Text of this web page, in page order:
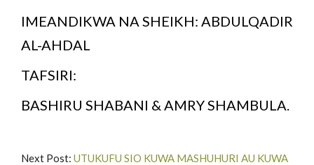
IMEANDIKWA NA SHEIKH: ABDULQADIR
AL-AHDAL
TAFSIRI:
BASHIRU SHABANI & AMRY SHAMBULA.
Next Post: UTUKUFU SIO KUWA MASHUHURI AU KUWA